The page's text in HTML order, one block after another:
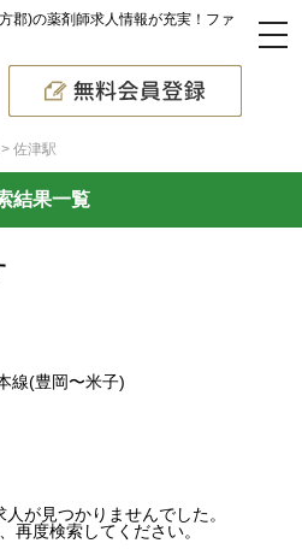
郡)の薬剤師求人情報が充実！ファ
佐津駅
結果一覧
線(豊岡〜米子)
が見つかりませんでした。
再度検索してください。